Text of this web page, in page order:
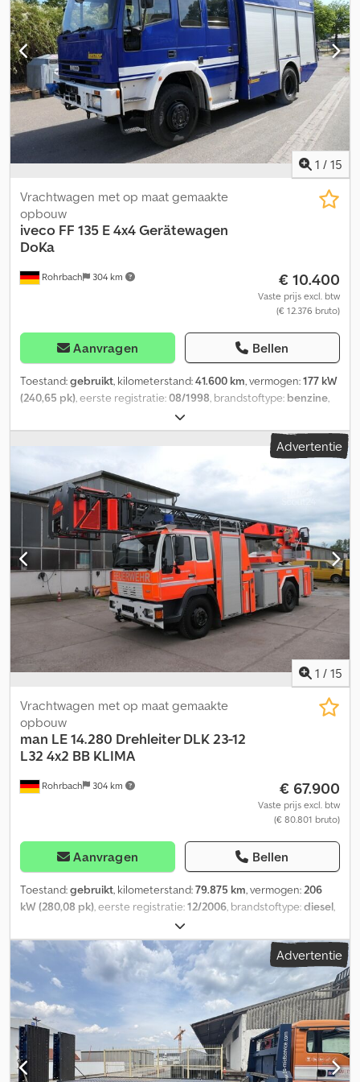
1 / 15
Rohrbach 304 km
Vrachtwagen met op maat gemaakte
opbouw
iveco FF 135 E 4x4 Gerätewagen
DoKa
€ 10.400
Vaste prijs excl. btw
(€ 12.376 bruto)
Aanvragen Bellen
Toestand:gebruikt, kilometerstand:41.600 km, vermogen:177 kW
(240,65 pk), eerste registratie:08/1998, brandstoftype: benzine,
, bestuurderscabine:overig
overig, emissieklasse:geen, ophanging:overig, Bouwjaar:1998,
Bedrijfsvoertuigen - Speciale voertuigen - Wagenparken Zeer
groot aanbod van Iveco Daily, Volkswagen Caddy en Volkswagen
T5 van Deutsche Post. Codpfx Aeziqltsiteha Overige diensten: -
Diverse laadopties - Kentekenservice - Levering binnen Duitsland
mogelijk tegen meerprijs Bezichtiging is ook zonder afspraak
mogelijk: Ma. – Vr.: 08:00 tot 17:00 uur Za.: 9:00 tot 14:00 uur Adres:
Hauptstr. 90 76865 Rohrbach (Pfalz) Tel.: E-mail: Meer informatie
op We speak German / English / Russian / Italian / French / Spanish
Meer informatie Verkoop uitsluitend aan bedrijven (landbouw,
zelfstandigen, klein- en grootbedrijf) of export. Wijzigingen en
tussentijdse verkoop voorbehouden.
Advertentie
1 / 15
Rohrbach 304 km
Vrachtwagen met op maat gemaakte
opbouw
man LE 14.280 Drehleiter DLK 23-12
L32 4x2 BB KLIMA
€ 67.900
Vaste prijs excl. btw
(€ 80.801 bruto)
Aanvragen Bellen
Toestand:gebruikt, kilometerstand:79.875 km, vermogen:206
kW (280,08 pk), eerste registratie:12/2006, brandstoftype:diesel,
, maximaal laadgewicht:
totaalgewicht:15.000 kg, volgende keuring (TÜV):11/2026,
brandstof:
, kleur: rood, bestuurderscabine: overig, soort
overbrenging:
, emissieklasse:Euro 3 , ophanging:overig
aantal zitplaatsen:
, totale lengte:10.000 mm, Bouwjaar:2006,
bedrijfsturen:
6.922 h, bouwhoogte: 3.350 mm, Gereviseerd in
2023 Laatste inspectie: 10-11-2025 Aankoop of inruil van: -
Bestelwagens - Heftrucks - Bedrijfsvoertuigen - Speciale
voertuigen - Wagenparken Zeer grote keuze aan Iveco Daily,
Volkswagen Caddy en Volkswagen T5 van Deutsche Post. Overige
Advertentie